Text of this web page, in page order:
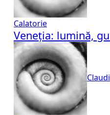
Calatorie
Veneția: lumină,